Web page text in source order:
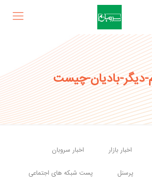
دیگر-بادیان-چیست
اخبار بازار اخبار سروبان
پرسنل پست شبکه های اجتماعی